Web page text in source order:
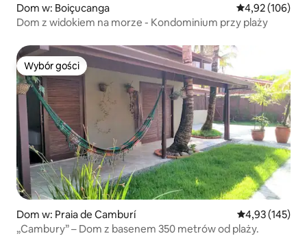
Dom w: Boiçucanga Średnia
4,92 (106)
Dom z widokiem na morze - Kondominium przy plaży
Wybór gości
Wybór gości
Dom w: Praia de Camburí Średnia
4,93 (145)
„Cambury” – Dom z basenem 350 metrów od plaży.